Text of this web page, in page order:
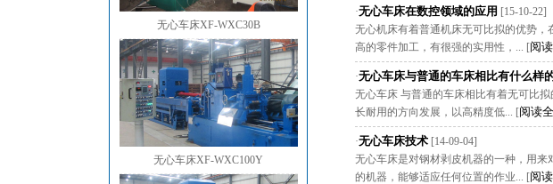
无心车床XF-WXC30B
无心车床XF-WXC100Y
·无心车床在数控领域的应用 [15-10-22]
无心机床有着普通机床无可比拟的优势
高的零件加工，有很强的实用性，... [阅
·无心车床与普通的车床相比有什么样
无心车床 与普通的车床相比有着无可比
长耐用的方向发展，以高精度低... [阅读
·无心车床技术 [14-09-04]
无心车床是对钢材剥皮机器的一种，用
的机器，能够适应任何位置的作业... [阅